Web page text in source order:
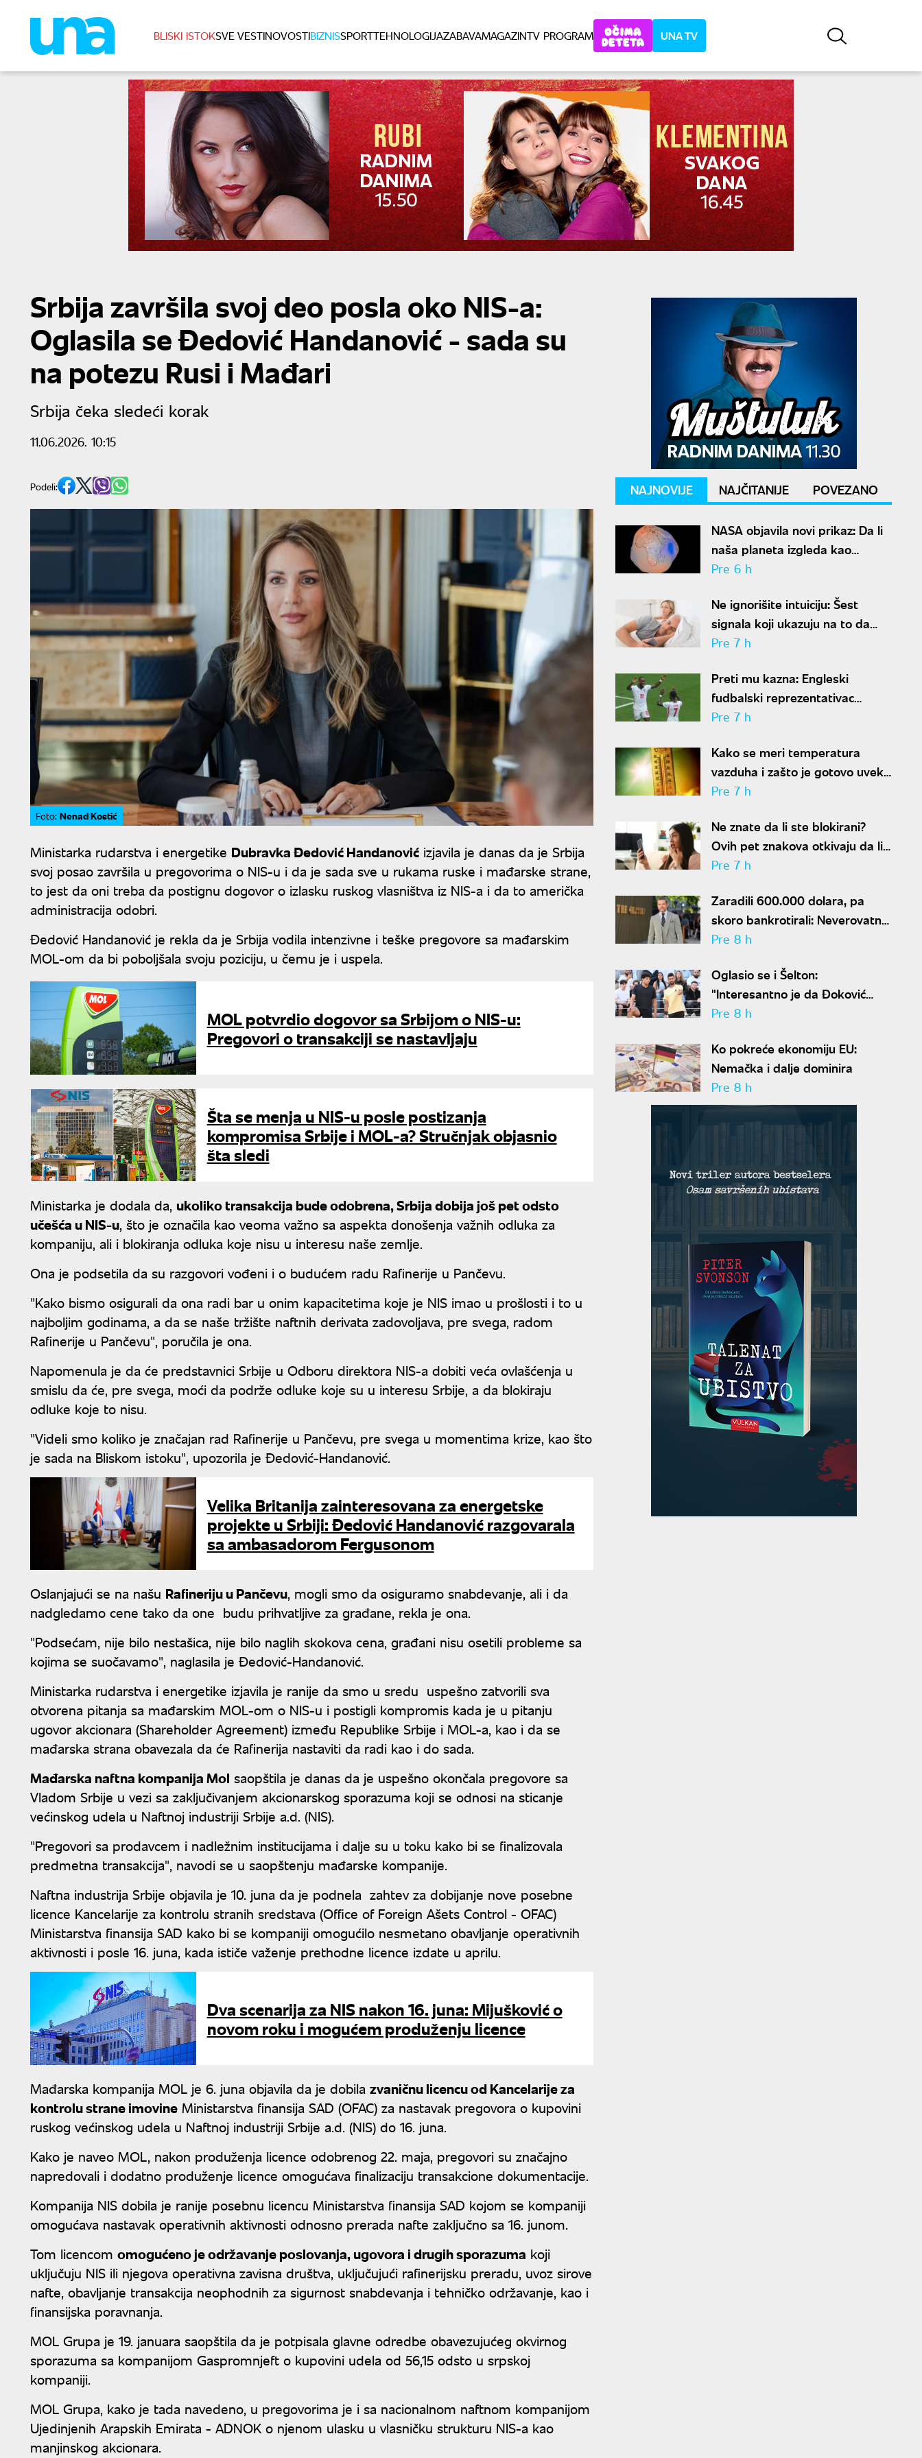
BLISKI ISTOKSVE VESTINOVOSTIBIZNISSPORTTEHNOLOGIJAZABAVAMAGAZINTV PROGRAM UNA TV
Srbija završila svoj deo posla oko NIS-a:
Oglasila se Đedović Handanović - sada su
na potezu Rusi i Mađari
Srbija čeka sledeći korak
11.06.2026. 10:15
Podeli:
Foto: Nenad Kostić
Ministarka rudarstva i energetike Dubravka Đedović Handanović izjavila je danas da je Srbija
svoj posao završila u pregovorima o NIS-u i da je sada sve u rukama ruske i mađarske strane,
to jest da oni treba da postignu dogovor o izlasku ruskog vlasništva iz NIS-a i da to američka
administracija odobri.
Đedović Handanović je rekla da je Srbija vodila intenzivne i teške pregovore sa mađarskim
MOL-om da bi poboljšala svoju poziciju, u čemu je i uspela.
MOL potvrdio dogovor sa Srbijom o NIS-u:
Pregovori o transakciji se nastavljaju
Šta se menja u NIS-u posle postizanja
kompromisa Srbije i MOL-a? Stručnjak objasnio
šta sledi
Ministarka je dodala da, ukoliko transakcija bude odobrena, Srbija dobija još pet odsto
učešća u NIS-u, što je označila kao veoma važno sa aspekta donošenja važnih odluka za
kompaniju, ali i blokiranja odluka koje nisu u interesu naše zemlje.
Ona je podsetila da su razgovori vođeni i o budućem radu Rafinerije u Pančevu.
"Kako bismo osigurali da ona radi bar u onim kapacitetima koje je NIS imao u prošlosti i to u
najboljim godinama, a da se naše tržište naftnih derivata zadovoljava, pre svega, radom
Rafinerije u Pančevu", poručila je ona.
Napomenula je da će predstavnici Srbije u Odboru direktora NIS-a dobiti veća ovlašćenja u
smislu da će, pre svega, moći da podrže odluke koje su u interesu Srbije, a da blokiraju
odluke koje to nisu.
"Videli smo koliko je značajan rad Rafinerije u Pančevu, pre svega u momentima krize, kao što
je sada na Bliskom istoku", upozorila je Đedović-Handanović.
Velika Britanija zainteresovana za energetske
projekte u Srbiji: Đedović Handanović razgovarala
sa ambasadorom Fergusonom
Oslanjajući se na našu Rafineriju u Pančevu, mogli smo da osiguramo snabdevanje, ali i da
nadgledamo cene tako da one budu prihvatljive za građane, rekla je ona.
"Podsećam, nije bilo nestašica, nije bilo naglih skokova cena, građani nisu osetili probleme sa
kojima se suočavamo", naglasila je Đedović-Handanović.
Ministarka rudarstva i energetike izjavila je ranije da smo u sredu uspešno zatvorili sva
otvorena pitanja sa mađarskim MOL-om o NIS-u i postigli kompromis kada je u pitanju
ugovor akcionara (Shareholder Agreement) između Republike Srbije i MOL-a, kao i da se
mađarska strana obavezala da će Rafinerija nastaviti da radi kao i do sada.
Mađarska naftna kompanija Mol saopštila je danas da je uspešno okončala pregovore sa
Vladom Srbije u vezi sa zaključivanjem akcionarskog sporazuma koji se odnosi na sticanje
većinskog udela u Naftnoj industriji Srbije a.d. (NIS).
"Pregovori sa prodavcem i nadležnim institucijama i dalje su u toku kako bi se finalizovala
predmetna transakcija", navodi se u saopštenju mađarske kompanije.
Naftna industrija Srbije objavila je 10. juna da je podnela zahtev za dobijanje nove posebne
licence Kancelarije za kontrolu stranih sredstava (Office of Foreign Ašets Control - OFAC)
Ministarstva finansija SAD kako bi se kompaniji omogućilo nesmetano obavljanje operativnih
aktivnosti i posle 16. juna, kada ističe važenje prethodne licence izdate u aprilu.
Dva scenarija za NIS nakon 16. juna: Mijušković o
novom roku i mogućem produženju licence
Mađarska kompanija MOL je 6. juna objavila da je dobila zvaničnu licencu od Kancelarije za
kontrolu strane imovine Ministarstva finansija SAD (OFAC) za nastavak pregovora o kupovini
ruskog većinskog udela u Naftnoj industriji Srbije a.d. (NIS) do 16. juna.
Kako je naveo MOL, nakon produženja licence odobrenog 22. maja, pregovori su značajno
napredovali i dodatno produženje licence omogućava finalizaciju transakcione dokumentacije.
Kompanija NIS dobila je ranije posebnu licencu Ministarstva finansija SAD kojom se kompaniji
omogućava nastavak operativnih aktivnosti odnosno prerada nafte zaključno sa 16. junom.
Tom licencom omogućeno je održavanje poslovanja, ugovora i drugih sporazuma koji
uključuju NIS ili njegova operativna zavisna društva, uključujući rafinerijsku preradu, uvoz sirove
nafte, obavljanje transakcija neophodnih za sigurnost snabdevanja i tehničko održavanje, kao i
finansijska poravnanja.
MOL Grupa je 19. januara saopštila da je potpisala glavne odredbe obavezujućeg okvirnog
sporazuma sa kompanijom Gaspromnjeft o kupovini udela od 56,15 odsto u srpskoj
kompaniji.
MOL Grupa, kako je tada navedeno, u pregovorima je i sa nacionalnom naftnom kompanijom
Ujedinjenih Arapskih Emirata - ADNOK o njenom ulasku u vlasničku strukturu NIS-a kao
manjinskog akcionara.
NAJNOVIJE NAJČITANIJE POVEZANO
NASA objavila novi prikaz: Da li
naša planeta izgleda kao
krompir ili kao plavi kliker?
Pre 6 h
Ne ignorišite intuiciju: Šest
signala koji ukazuju na to da
partner krije aferu
Pre 7 h
Preti mu kazna: Engleski
fudbalski reprezentativac
optužen za napad u noćnom
Pre 7 h
Kako se meri temperatura
vazduha i zašto je gotovo uvek
niža od one koju pokazuju naši
Pre 7 h
Ne znate da li ste blokirani?
Ovih pet znakova otkivaju da li
se nalazite na nečijoj "crnoj listi"
Pre 7 h
Zaradili 600.000 dolara, pa
skoro bankrotirali: Neverovatna
ispovest Meta Dejmona o paklu
Pre 8 h
Oglasio se i Šelton:
"Interesantno je da Đoković
predlaže skraćenje mečeva..."
Pre 8 h
Ko pokreće ekonomiju EU:
Nemačka i dalje dominira
Pre 8 h